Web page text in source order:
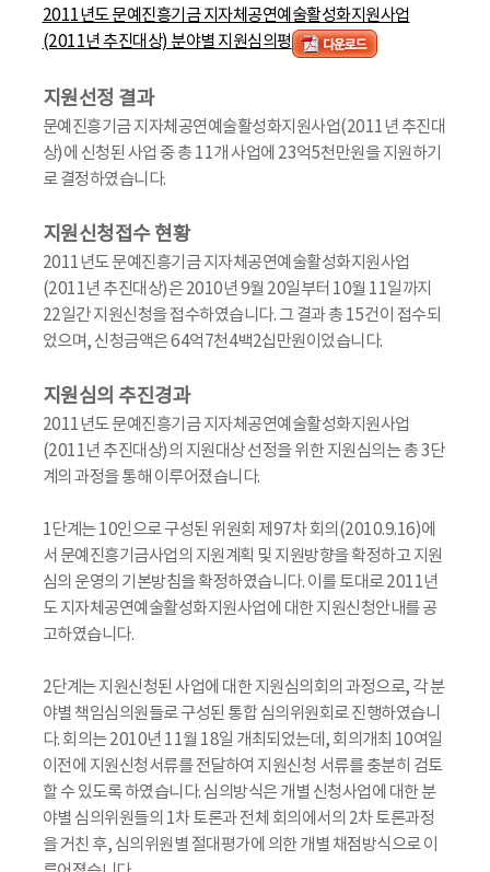
2011년도 문예진흥기금 지자체공연예술활성화지원사업
(2011년 추진대상) 분야별 지원심의평
지원선정 결과
문예진흥기금 지자체공연예술활성화지원사업(2011년 추진대
상)에 신청된 사업 중 총 11개 사업에 23억5천만원을 지원하기
로 결정하였습니다.
지원신청접수 현황
2011년도 문예진흥기금 지자체공연예술활성화지원사업
(2011년 추진대상)은 2010년 9월 20일부터 10월 11일까지
22일간 지원신청을 접수하였습니다. 그 결과 총 15건이 접수되
었으며, 신청금액은 64억7천4백2십만원이었습니다.
지원심의 추진경과
2011년도 문예진흥기금 지자체공연예술활성화지원사업
(2011년 추진대상)의 지원대상 선정을 위한 지원심의는 총 3단
계의 과정을 통해 이루어졌습니다.
1단계는 10인으로 구성된 위원회 제97차 회의(2010.9.16)에
서 문예진흥기금사업의 지원계획 및 지원방향을 확정하고 지원
심의 운영의 기본방침을 확정하였습니다. 이를 토대로 2011년
도 지자체공연예술활성화지원사업에 대한 지원신청안내를 공
고하였습니다.
2단계는 지원신청된 사업에 대한 지원심의회의 과정으로, 각 분
야별 책임심의원들로 구성된 통합 심의위원회로 진행하였습니
다. 회의는 2010년 11월 18일 개최되었는데, 회의개최 10여일
이전에 지원신청서류를 전달하여 지원신청 서류를 충분히 검토
할 수 있도록 하였습니다. 심의방식은 개별 신청사업에 대한 분
야별 심의위원들의 1차 토론과 전체 회의에서의 2차 토론과정
을 거친 후, 심의위원별 절대평가에 의한 개별 채점방식으로 이